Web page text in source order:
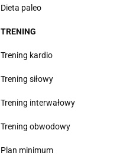
Dieta paleo
TRENING
Trening kardio
Trening siłowy
Trening interwałowy
Trening obwodowy
Plan minimum